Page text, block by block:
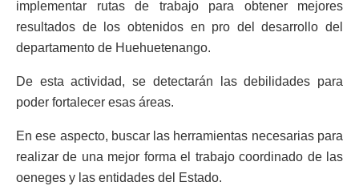
implementar rutas de trabajo para obtener mejores
resultados de los obtenidos en pro del desarrollo del
departamento de Huehuetenango.
De esta actividad, se detectarán las debilidades para
poder fortalecer esas áreas.
En ese aspecto, buscar las herramientas necesarias para
realizar de una mejor forma el trabajo coordinado de las
oeneges y las entidades del Estado.